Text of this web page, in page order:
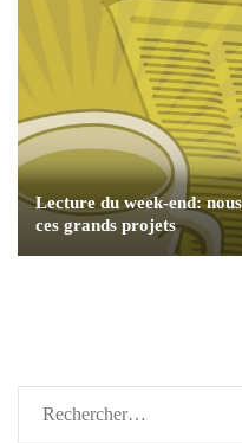
Lecture du week-end:
ces grands projets
Rechercher :